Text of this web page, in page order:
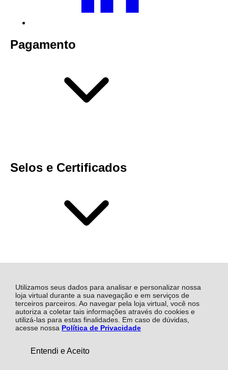
Utilizamos seus dados para analisar e personalizar nossa
loja virtual durante a sua navegação e em serviços de
terceiros parceiros. Ao navegar pela loja virtual, você nos
autoriza a coletar tais informações através do cookies e
utilizá-las para estas finalidades. Em caso de dúvidas,
acesse nossa Política de Privacidade
Entendi e Aceito
Pagamento
Selos e Certificados
Mais Soluções Industriais S.A, Rua Atalydes Moreira de
Souza - 1472 - Sala 17 - Civit I - 29168-055 - Serra - ES
CNPJ: 14.885.815/0002-90 | © Todos os direitos
R$ 16.522,83